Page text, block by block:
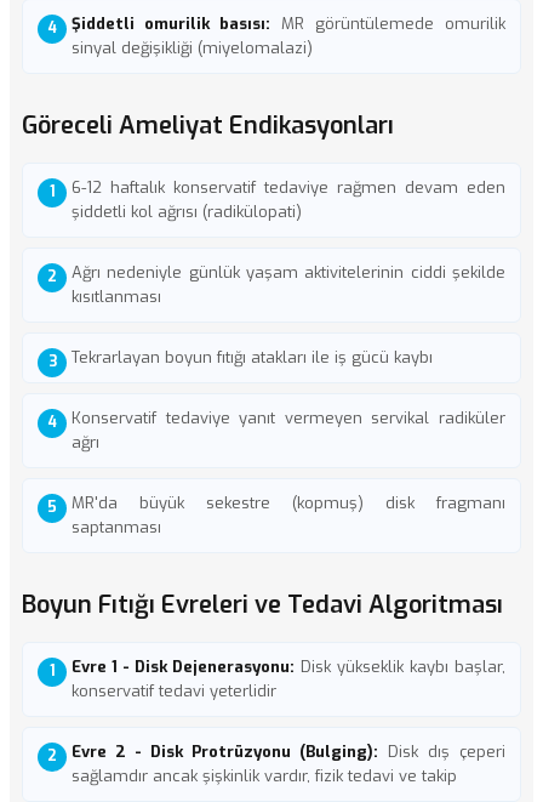
Şiddetli omurilik basısı: MR görüntülemede omurilik
sinyal değişikliği (miyelomalazi)
Göreceli Ameliyat Endikasyonları
6-12 haftalık konservatif tedaviye rağmen devam eden
şiddetli kol ağrısı (radikülopati)
Ağrı nedeniyle günlük yaşam aktivitelerinin ciddi şekilde
kısıtlanması
Tekrarlayan boyun fıtığı atakları ile iş gücü kaybı
Konservatif tedaviye yanıt vermeyen servikal radiküler
ağrı
MR'da büyük sekestre (kopmuş) disk fragmanı
saptanması
Boyun Fıtığı Evreleri ve Tedavi Algoritması
Evre 1 - Disk Dejenerasyonu: Disk yükseklik kaybı başlar,
konservatif tedavi yeterlidir
Evre 2 - Disk Protrüzyonu (Bulging): Disk dış çeperi
sağlamdır ancak şişkinlik vardır, fizik tedavi ve takip